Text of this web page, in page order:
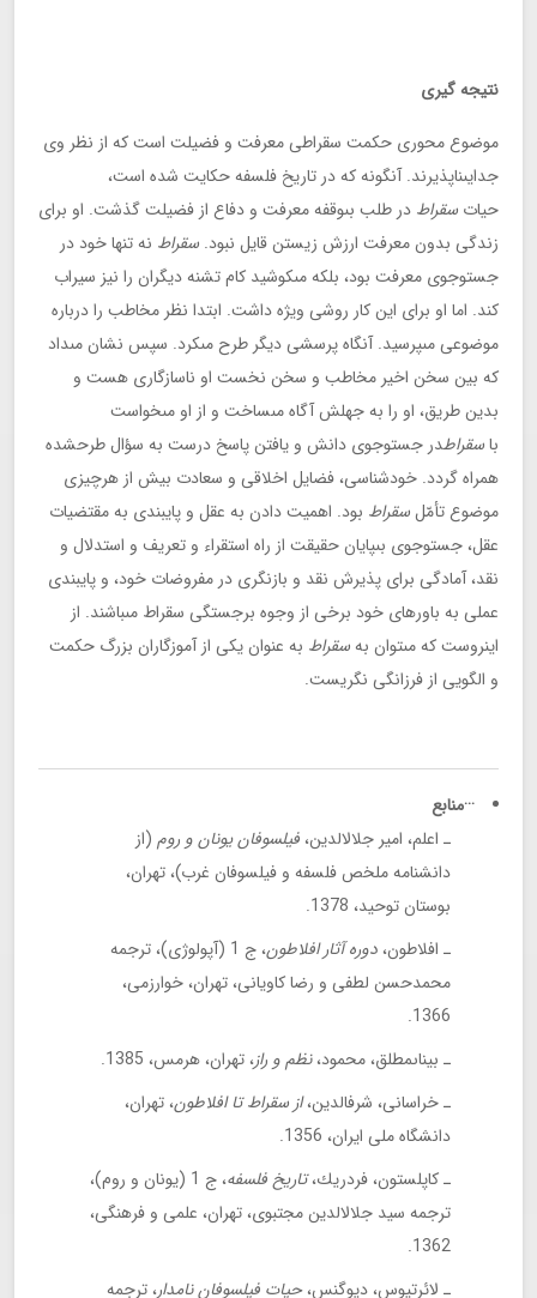
نتيجه‏ گيرى
موضوع محورى حكمت سقراطى معرفت و فضيلت است كه از نظر وى
جدايى‏ناپذيرند. آن‏گونه كه در تاريخ فلسفه حكايت شده است،
حيات سقراط در طلب بى‏وقفه معرفت و دفاع از فضيلت گذشت. او براى
زندگى بدون معرفت ارزش زيستن قايل نبود. سقراط نه تنها خود در
جست‏وجوى معرفت بود، بلكه مى‏كوشيد كام تشنه ديگران را نيز سيراب
كند. اما او براى اين كار روشى ويژه داشت. ابتدا نظر مخاطب را درباره
موضوعى مى‏پرسيد. آن‏گاه پرسشى ديگر طرح مى‏كرد. سپس نشان مى‏داد
كه بين سخن اخير مخاطب و سخن نخست او ناسازگارى هست و
بدين طريق، او را به جهلش آگاه مى‏ساخت و از او مى‏خواست
باسقراطدر جست‏وجوى دانش و يافتن پاسخ درست به سؤال طرح‏شده
همراه گردد. خودشناسى، فضايل اخلاقى و سعادت بيش از هرچيزى
موضوع تأمّلسقراط بود. اهميت دادن به عقل و پايبندى به مقتضيات
عقل، جست‏وجوى بى‏پايان حقيقت از راه استقراء و تعريف و استدلال و
نقد، آمادگى براى پذيرش نقد و بازنگرى در مفروضات خود، و پايبندى
عملى به باورهاى خود برخى از وجوه برجستگى سقراط مى‏باشند. از
اين‏روست كه مى‏توان بهسقراط به عنوان يكى از آموزگاران بزرگ حكمت
و الگويى از فرزانگى نگريست.
···منابع
ـ اعلم، امير جلال‏الدين، فيلسوفان يونان و روم (از
دانشنامه ملخص فلسفه و فيلسوفان غرب)، تهران،
بوستان توحيد، 1378.
ـ افلاطون، دوره آثار افلاطون
، ج 1 (آپولوژى)، ترجمه
محمدحسن لطفى و رضا كاويانى، تهران، خوارزمى،
1366.
ـ بيناى‏مطلق، محمود،نظم و راز، تهران، هرمس، 1385.
ـ خراسانى، شرف‏الدين،از سقراط تا افلاطون، تهران،
دانشگاه ملى ايران، 1356.
ـ كاپلستون، فردريك،تاريخ فلسفه
، ج 1 (يونان و روم)،
ترجمه سيد جلال‏الدين مجتبوى، تهران، علمى و فرهنگى،
1362.
ـ لائرتيوس، ديوگنس،حيات فيلسوفان نامدار، ترجمه